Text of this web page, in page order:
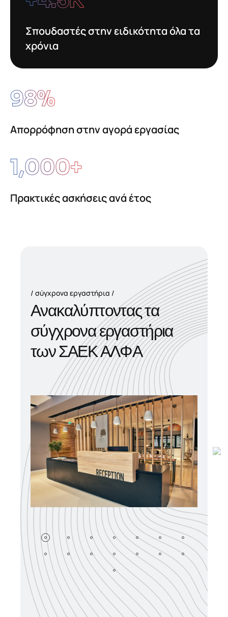
Σπουδαστές στην ειδικότητα όλα τα
χρόνια
98%
Απορρόφηση στην αγορά εργασίας
1,000+
Πρακτικές ασκήσεις ανά έτος
σύγχρονα εργαστήρια
Ανακαλύπτονταςτα
σύγχροναεργαστήρια
τωνΣΑΕΚΑΛΦΑ